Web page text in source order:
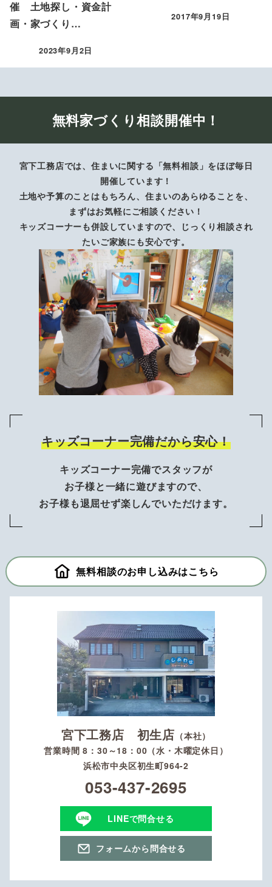
催 土地探し・資金計
画・家づくり…
投稿日
2023年9月2日
投稿日
2017年9月19日
無料家づくり相談開催中！
宮下工務店では、住まいに関する「無料相談」をほぼ毎日
開催しています！
土地や予算のことはもちろん、住まいのあらゆることを、
まずはお気軽にご相談ください！
キッズコーナーも併設していますので、じっくり相談され
たいご家族にも安心です。
キッズコーナー完備だから安心！
キッズコーナー完備でスタッフが
お子様と一緒に遊びますので、
お子様も退屈せず楽しんでいただけます。
無料相談のお申し込みはこちら
宮下工務店 初生店 （本社）
営業時間 8：30～18：00（水・木曜定休日）
浜松市中央区初生町964-2
053-437-2695
LINEで問合せる
フォームから問合せる